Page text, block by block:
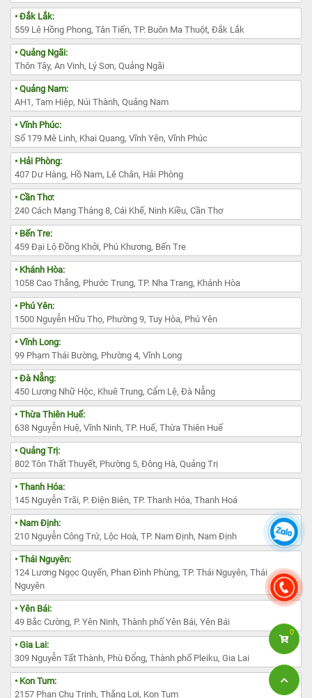
• Đắk Lắk:
559 Lê Hồng Phong, Tân Tiến, TP. Buôn Ma Thuột, Đắk Lắk
• Quảng Ngãi:
Thôn Tây, An Vinh, Lý Sơn, Quảng Ngãi
• Quảng Nam:
AH1, Tam Hiệp, Núi Thành, Quảng Nam
• Vĩnh Phúc:
Số 179 Mê Linh, Khai Quang, Vĩnh Yên, Vĩnh Phúc
• Hải Phòng:
407 Dư Hàng, Hồ Nam, Lê Chân, Hải Phòng
• Cần Thơ:
240 Cách Mạng Tháng 8, Cái Khế, Ninh Kiều, Cần Thơ
• Bến Tre:
459 Đại Lộ Đồng Khởi, Phú Khương, Bến Tre
• Khánh Hòa:
1058 Cao Thắng, Phước Trung, TP. Nha Trang, Khánh Hòa
• Phú Yên:
1500 Nguyễn Hữu Thọ, Phường 9, Tuy Hòa, Phú Yên
• Vĩnh Long:
99 Phạm Thái Bường, Phường 4, Vĩnh Long
• Đà Nẵng:
450 Lương Nhữ Hộc, Khuê Trung, Cẩm Lệ, Đà Nẵng
• Thừa Thiên Huế:
638 Nguyễn Huệ, Vĩnh Ninh, TP. Huế, Thừa Thiên Huế
• Quảng Trị:
802 Tôn Thất Thuyết, Phường 5, Đông Hà, Quảng Trị
• Thanh Hóa:
145 Nguyễn Trãi, P. Điện Biên, TP. Thanh Hóa, Thanh Hoá
• Nam Định:
210 Nguyễn Công Trứ, Lộc Hoà, TP. Nam Định, Nam Định
• Thái Nguyên:
124 Lương Ngọc Quyến, Phan Đình Phùng, TP. Thái Nguyên, Thái
Nguyên
• Yên Bái:
49 Bắc Cường, P. Yên Ninh, Thành phố Yên Bái, Yên Bái
• Gia Lai:
309 Nguyễn Tất Thành, Phù Đổng, Thành phố Pleiku, Gia Lai
• Kon Tum:
2157 Phan Chu Trinh, Thắng Lợi, Kon Tum
0